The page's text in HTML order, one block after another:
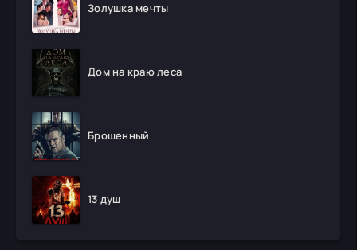
Золушка мечты
Дом на краю леса
Брошенный
13 душ